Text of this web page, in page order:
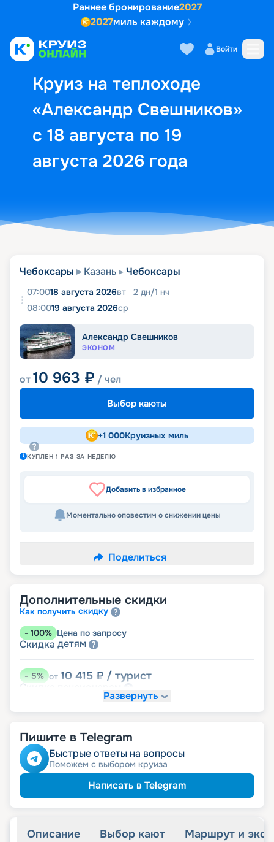
Раннее бронирование2027
2027миль каждому
Войти
Круиз на теплоходе
«Александр Свешников»
с 18 августа по 19
августа 2026 года
Выбор кают Маршрут и
Чебоксары Казань Чебоксары
07:0018 августа 2026вт 2 дн/1 нч
08:0019 августа 2026ср
Александр Свешников
ЭКОНОМ
от10 963 ₽ / чел
Выбор каюты
+1 000Круизных миль
КУПЛЕН1 РАЗ ЗА НЕДЕЛЮ
Добавить в избранное
Моментально оповестим о снижении цены
Поделиться
Дополнительные скидки
Как получить скидку
- 100% Цена по запросу
Скидка детям
-5% от 10 415 ₽ / турист
Скидка
Развернуть
Пишите в Telegram
Быстрые ответы на вопросы
Поможем с выбором круиза
Написать в Telegram
Описание Выбор кают Маршрут и